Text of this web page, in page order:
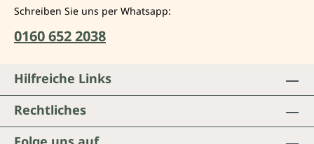
Schreiben Sie uns per Whatsapp:
0160 652 2038
Hilfreiche Links
Rechtliches